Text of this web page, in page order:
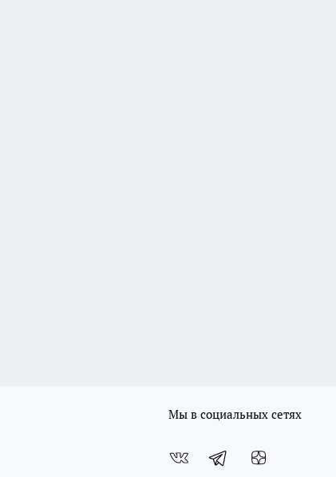
Мы в социальных сетях